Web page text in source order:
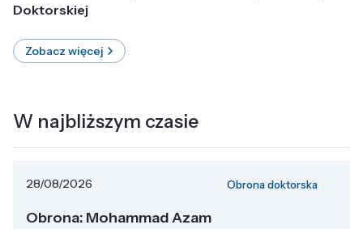
Doktorskiej
Zobacz więcej
W najbliższym czasie
28/08/2026 Obrona doktorska
Obrona: Mohammad Azam